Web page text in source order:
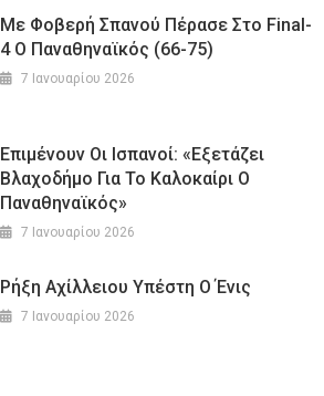
Με Φοβερή Σπανού Πέρασε Στο Final-
4 Ο Παναθηναϊκός (66-75)
7 Ιανουαρίου 2026
Επιμένουν Οι Ισπανοί: «Εξετάζει
Βλαχοδήμο Για Το Καλοκαίρι Ο
Παναθηναϊκός»
7 Ιανουαρίου 2026
Ρήξη Αχίλλειου Υπέστη Ο Ένις
7 Ιανουαρίου 2026